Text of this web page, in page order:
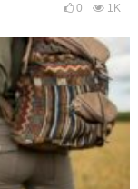
0 1K